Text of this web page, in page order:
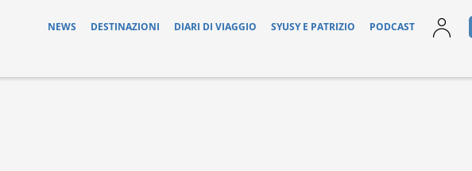
NEWS DESTINAZIONI DIARI DI VIAGGIO SYUSY E PATRIZIO PODCAST